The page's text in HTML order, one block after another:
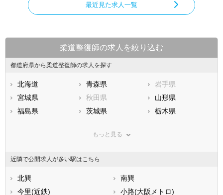
最近見た求人一覧
柔道整復師の求人を絞り込む
都道府県から柔道整復師の求人を探す
北海道 青森県
岩手県
宮城県
秋田県
山形県
福島県
茨城県
栃木県
神奈川県
石川県
福井県
静岡県
滋賀県
大阪府
もっと見る
近隣で公開求人が多い駅はこちら
北巽
南巽
今里(近鉄)
小路(大阪メトロ)